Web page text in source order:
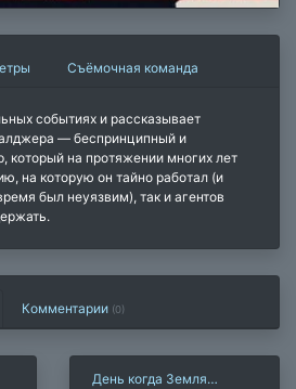
Съёмочная команда
событиях и рассказывает
— беспринципный и
который на протяжении многих лет
на которую он тайно работал (и
был неуязвим), так и агентов
Комментарии (0)
День когда Земля